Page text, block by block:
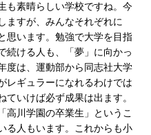
も素晴らしい学校ですね。今
ますが、みんなそれぞれに
思います。勉強で大学を目指
続ける人も、「夢」に向かっ
度は、運動部から同志社大学
レギュラーになれるわけでは
いけば必ず成果は出ます。
高川学園の卒業生」というこ
る人もいます。これからも小